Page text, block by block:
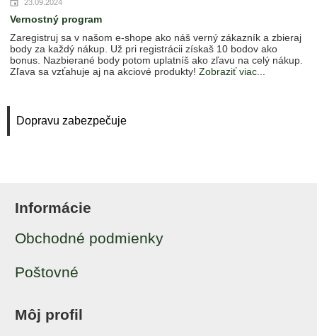
23.09.2024
Vernostný program
Zaregistruj sa v našom e-shope ako náš verný zákazník a zbieraj
body za každý nákup. Už pri registrácii získaš 10 bodov ako
bonus. Nazbierané body potom uplatníš ako zľavu na celý nákup.
Zľava sa vzťahuje aj na akciové produkty! Zobraziť viac...
Dopravu zabezpečuje
Informácie
Obchodné podmienky
Poštovné
Môj profil